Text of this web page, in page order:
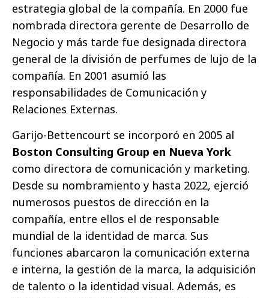
estrategia global de la compañía. En 2000 fue
nombrada directora gerente de Desarrollo de
Negocio y más tarde fue designada directora
general de la división de perfumes de lujo de la
compañía. En 2001 asumió las
responsabilidades de Comunicación y
Relaciones Externas.
Garijo-Bettencourt se incorporó en 2005 al
Boston Consulting Group en Nueva York
como directora de comunicación y marketing.
Desde su nombramiento y hasta 2022, ejerció
numerosos puestos de dirección en la
compañía, entre ellos el de responsable
mundial de la identidad de marca. Sus
funciones abarcaron la comunicación externa
e interna, la gestión de la marca, la adquisición
de talento o la identidad visual. Además, es